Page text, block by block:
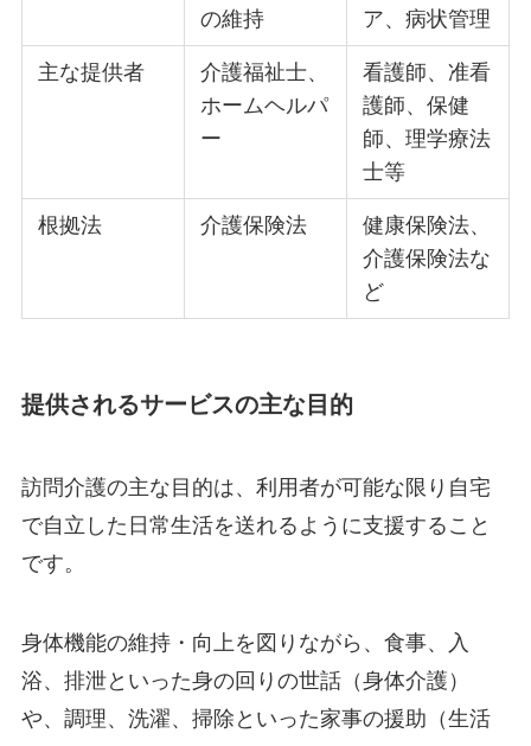
の維持
ア、病状管理
主な提供者
介護福祉士、
ホームヘルパ
ー
看護師、准看
護師、保健
師、理学療法
士等
根拠法 介護保険法
健康保険法、
介護保険法な
ど
提供されるサービスの主な目的
訪問介護の主な目的は、利用者が可能な限り自宅
で自立した日常生活を送れるように支援すること
です。
身体機能の維持・向上を図りながら、食事、入
浴、排泄といった身の回りの世話（身体介護）
や、調理、洗濯、掃除といった家事の援助（生活